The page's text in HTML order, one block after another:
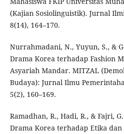
(Kajian Sosiolinguistik). Jurnal
8(14), 164–170.
Nurrahmadani, N., Yuyun, S., &
Drama Korea terhadap Fashion
Asyariah Mandar. MITZAL
Budaya): Jurnal Ilmu
5(2), 160–169.
Ramadhan, R., Hadi, R., & Fajri,
Drama Korea terhadap Etika dan